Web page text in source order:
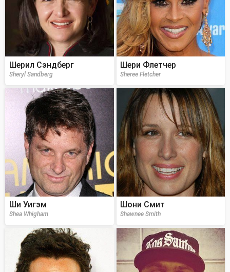
Шерил Сэндберг
Sheryl Sandberg
Шери Флетчер
Sheree Fletcher
Ши Уигэм
Shea Whigham
Шони Смит
Shawnee Smith